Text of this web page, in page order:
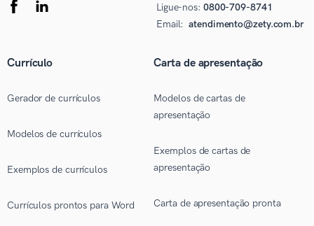
Ligue-nos: 0800-709-8741
Email: atendimento@zety.com.br
Currículo
Gerador de currículos
Modelos de currículos
Exemplos de currículos
Currículos prontos para Word
Carta de apresentação
Modelos de cartas de
apresentação
Exemplos de cartas de
apresentação
Carta de apresentação pronta